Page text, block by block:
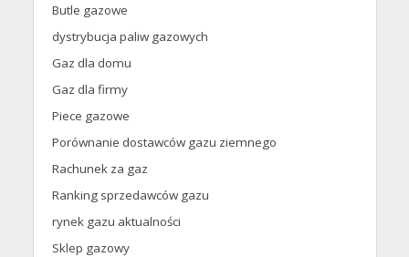
Butle gazowe
dystrybucja paliw gazowych
Gaz dla domu
Gaz dla firmy
Piece gazowe
Porównanie dostawców gazu ziemnego
Rachunek za gaz
Ranking sprzedawców gazu
rynek gazu aktualności
Sklep gazowy